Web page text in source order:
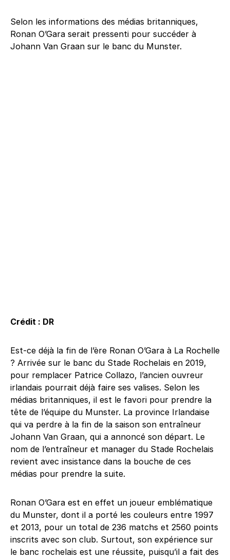
Selon les informations des médias britanniques,
Ronan O’Gara serait pressenti pour succéder à
Johann Van Graan sur le banc du Munster.
Crédit : DR
Est-ce déjà la fin de l’ère Ronan O’Gara à La Rochelle
? Arrivée sur le banc du Stade Rochelais en 2019,
pour remplacer Patrice Collazo, l’ancien ouvreur
irlandais pourrait déjà faire ses valises. Selon les
médias britanniques, il est le favori pour prendre la
tête de l’équipe du Munster. La province Irlandaise
qui va perdre à la fin de la saison son entraîneur
Johann Van Graan, qui a annoncé son départ. Le
nom de l’entraîneur et manager du Stade Rochelais
revient avec insistance dans la bouche de ces
médias pour prendre la suite.
Ronan O’Gara est en effet un joueur emblématique
du Munster, dont il a porté les couleurs entre 1997
et 2013, pour un total de 236 matchs et 2560 points
inscrits avec son club. Surtout, son expérience sur
le banc rochelais est une réussite, puisqu’il a fait des